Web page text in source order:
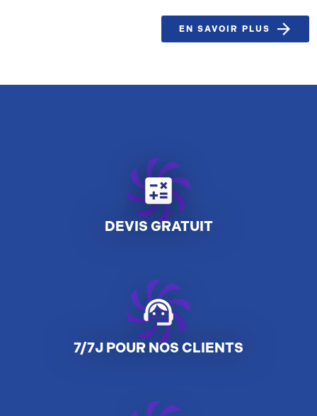
EN SAVOIR PLUS
calculate
DEVIS GRATUIT
support_agent
7/7J POUR NOS CLIENTS